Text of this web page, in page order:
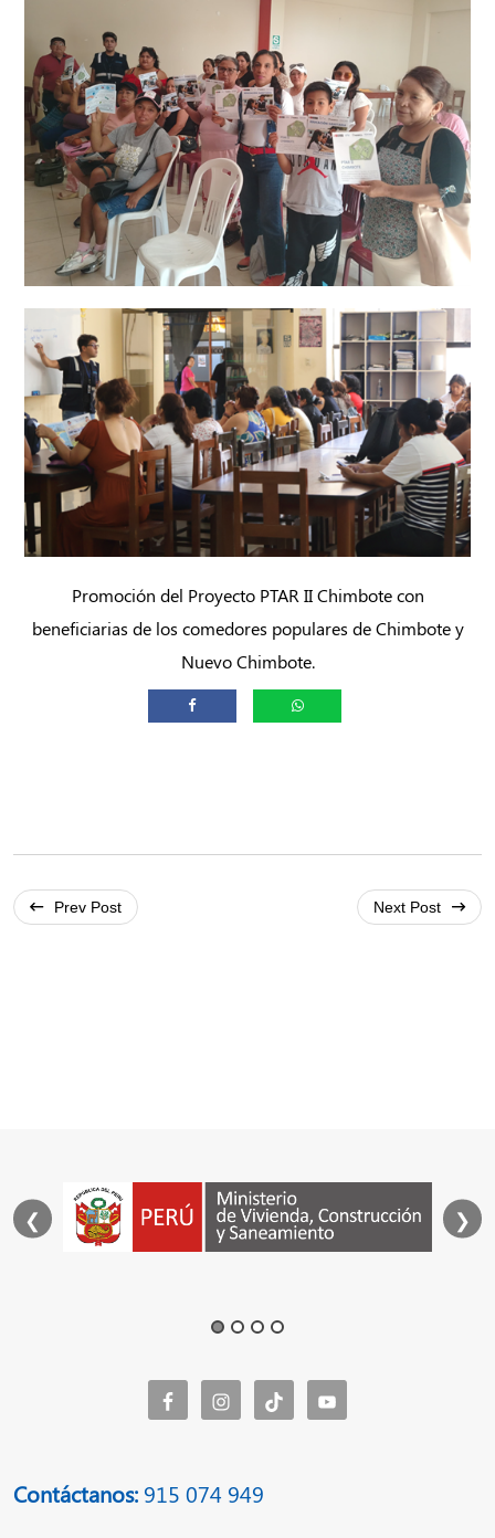
Promoción del Proyecto PTAR II Chimbote con
beneficiarias de los comedores populares de Chimbote y
Nuevo Chimbote.
Prev Post Next Post
❮ ❯
Contáctanos: 915 074 949